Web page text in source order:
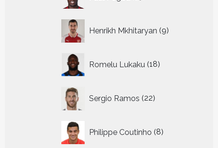
producten
Henrikh Mkhitaryan 9
producten
Romelu Lukaku 18
producten
Sergio Ramos 22
producten
Philippe Coutinho 8
producten